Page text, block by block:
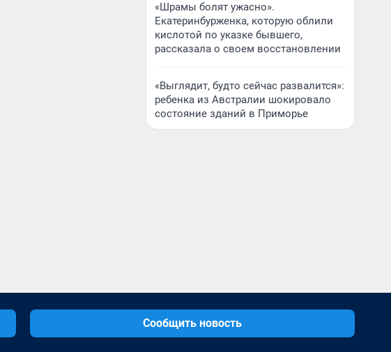
«Шрамы болят ужасно».
Екатеринбурженка, которую облили
кислотой по указке бывшего,
рассказала о своем восстановлении
«Выглядит, будто сейчас развалится»:
ребенка из Австралии шокировало
состояние зданий в Приморье
Сообщить новость